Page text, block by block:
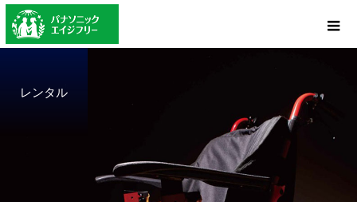
レンタル